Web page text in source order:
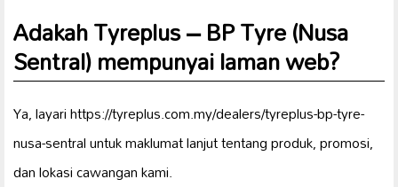
Adakah Tyreplus – BP Tyre (Nusa
Sentral) mempunyai laman web?
Ya, layari https://tyreplus.com.my/dealers/tyreplus-bp-tyre-
nusa-sentral untuk maklumat lanjut tentang produk, promosi,
dan lokasi cawangan kami.